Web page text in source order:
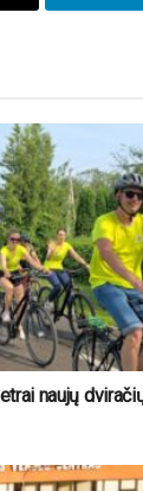
naujų